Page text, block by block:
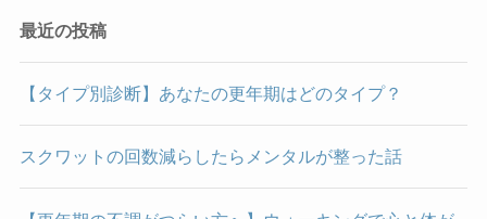
最近の投稿
【タイプ別診断】あなたの更年期はどのタイプ？
スクワットの回数減らしたらメンタルが整った話